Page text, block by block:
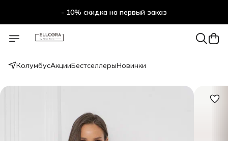
КолумбусАкцииБестселлерыНовинки